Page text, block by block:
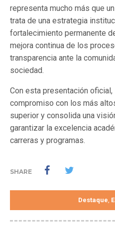
representa mucho más que
trata de una estrategia
fortalecimiento permanente
mejora continua de los
transparencia ante la
sociedad.
Con esta presentación oficial,
compromiso con los más
superior y consolida una
garantizar la excelencia
carreras y programas.
SHARE
Destaque,